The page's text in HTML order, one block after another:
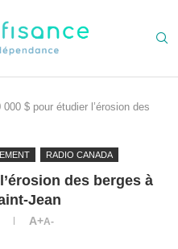
000 $ pour étudier l’érosion des
RADIO CANADA
des berges à
Jean
A+A-